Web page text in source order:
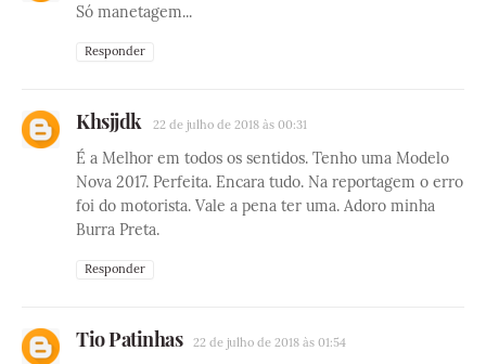
Só manetagem...
Responder
Khsjjdk 22 de julho de 2018 às 00:31
É a Melhor em todos os sentidos. Tenho uma Modelo
Nova 2017. Perfeita. Encara tudo. Na reportagem o erro
foi do motorista. Vale a pena ter uma. Adoro minha
Burra Preta.
Responder
Tio Patinhas 22 de julho de 2018 às 01:54